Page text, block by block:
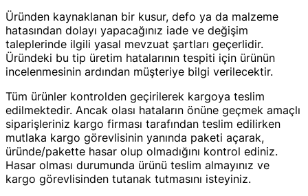
Üründen kaynaklanan bir kusur, defo ya da malzeme
hatasından dolayı yapacağınız iade ve değişim
taleplerinde ilgili yasal mevzuat şartları geçerlidir.
Üründeki bu tip üretim hatalarının tespiti için ürünün
incelenmesinin ardından müşteriye bilgi verilecektir.
Tüm ürünler kontrolden geçirilerek kargoya teslim
edilmektedir. Ancak olası hataların önüne geçmek amaçlı
siparişleriniz kargo firması tarafından teslim edilirken
mutlaka kargo görevlisinin yanında paketi açarak,
üründe/pakette hasar olup olmadığını kontrol ediniz.
Hasar olması durumunda ürünü teslim almayınız ve
kargo görevlisinden tutanak tutmasını isteyiniz.